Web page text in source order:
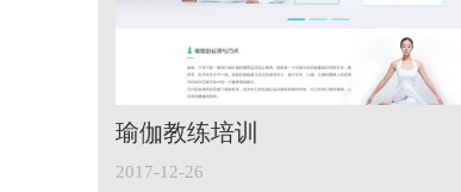
瑜伽教练培训
2017-12-26